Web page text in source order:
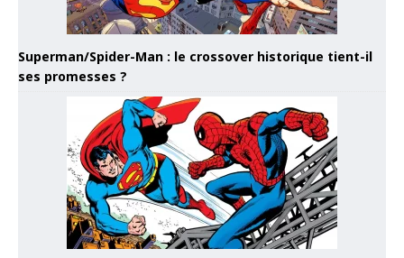
Superman/Spider-Man : le crossover historique tient-il
ses promesses ?